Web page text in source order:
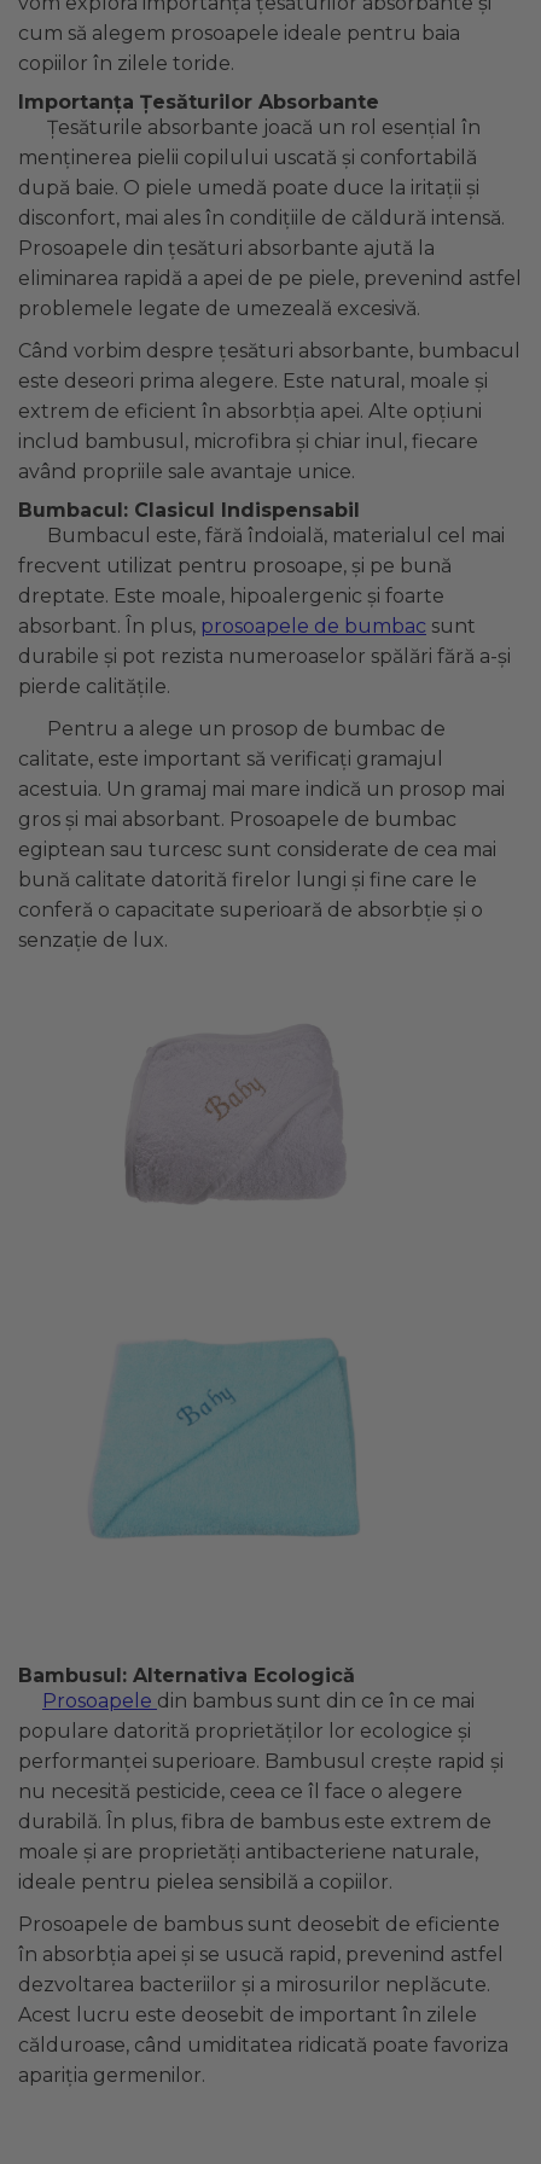
Patura Forma Ursulet
Patura Nou Nascuti
Fasa
Sac de Dormit
Sac de Infasat
Scutec de Infasat
Sistem - Vara
Sistem Nou Nascut
Sistem 0-3 Luni
Sistem 3-6 luni
Sistem 6-9 Luni
Suport pentru Infasat
Scutece
140x70
Saltele
Baldachin
Cearsafuri si protectii
Somn
Speciala
Suport
Sustinere
Torticolis
VARSTA
3 Luni
6 Luni
1 An
SETURI
Plapuma si Perna
Set Pilota si Perna
Set Paturica si Perna
Set Cuverturi si Pernute
Bebe - Plaja
Copii
Copii - Bumbac
Copii - Gluga
Copii - Plaja
Copii - Plaja cu Gluga
Copii - Poncho
Copii - Poncho Plaja
Cu Capison
Cu Capison - Bebe
Personalizate
Pat Stivuibil
Scaune
Lemn
Mese
Modulare
Sortulete
CRESA
Ghiozdane
Ghiozdane Fete
Ghiozdane Baieti
Saculeti
cum să alegem prosoapele ideale pentru baia
copiilor în zilele toride.
Importanța Țesăturilor Absorbante
Țesăturile absorbante joacă un rol esențial în
menținerea pielii copilului uscată și confortabilă
după baie. O piele umedă poate duce la iritații și
disconfort, mai ales în condițiile de căldură intensă.
Prosoapele din țesături absorbante ajută la
eliminarea rapidă a apei de pe piele, prevenind astfel
problemele legate de umezeală excesivă.
Când vorbim despre țesături absorbante, bumbacul
este deseori prima alegere. Este natural, moale și
extrem de eficient în absorbția apei. Alte opțiuni
includ bambusul, microfibra și chiar inul, fiecare
având propriile sale avantaje unice.
Bumbacul: Clasicul Indispensabil
Bumbacul este, fără îndoială, materialul cel mai
frecvent utilizat pentru prosoape, și pe bună
dreptate. Este moale, hipoalergenic și foarte
absorbant. În plus, prosoapele de bumbac sunt
durabile și pot rezista numeroaselor spălări fără a-și
pierde calitățile.
Pentru a alege un prosop de bumbac de
calitate, este important să verificați gramajul
acestuia. Un gramaj mai mare indică un prosop mai
gros și mai absorbant. Prosoapele de bumbac
egiptean sau turcesc sunt considerate de cea mai
bună calitate datorită firelor lungi și fine care le
conferă o capacitate superioară de absorbție și o
senzație de lux.
Bambusul: Alternativa Ecologică
Prosoapele din bambus sunt din ce în ce mai
populare datorită proprietăților lor ecologice și
performanței superioare. Bambusul crește rapid și
nu necesită pesticide, ceea ce îl face o alegere
durabilă. În plus, fibra de bambus este extrem de
moale și are proprietăți antibacteriene naturale,
ideale pentru pielea sensibilă a copiilor.
Prosoapele de bambus sunt deosebit de eficiente
în absorbția apei și se usucă rapid, prevenind astfel
dezvoltarea bacteriilor și a mirosurilor neplăcute.
Acest lucru este deosebit de important în zilele
călduroase, când umiditatea ridicată poate favoriza
apariția germenilor.